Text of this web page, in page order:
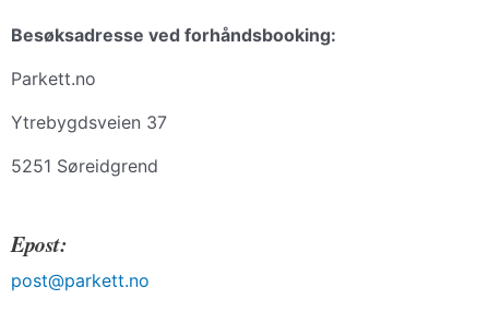
Besøksadresse ved forhåndsbooking:
Parkett.no
Ytrebygdsveien 37
5251 Søreidgrend
Epost:
post@parkett.no